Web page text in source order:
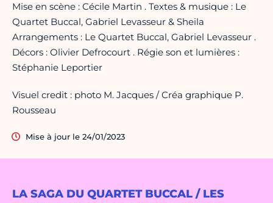
LA SAGA DU QUARTET BUCCAL / LES
Mise en scène : Cécile Martin . Textes & musique : Le
Quartet Buccal, Gabriel Levasseur & Sheila
Arrangements : Le Quartet Buccal, Gabriel Levasseur .
Décors : Olivier Defrocourt . Régie son et lumières :
Stéphanie Leportier
Visuel credit : photo M. Jacques / Créa graphique P.
Rousseau
Mise à jour le 24/01/2023